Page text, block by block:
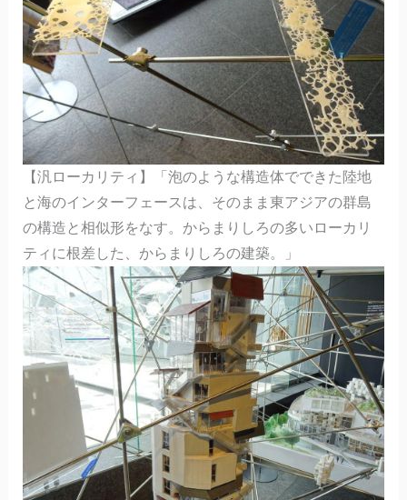
【汎ローカリティ】「泡のような構造体でできた陸地
と海のインターフェースは、そのまま東アジアの群島
の構造と相似形をなす。からまりしろの多いローカリ
ティに根差した、からまりしろの建築。」